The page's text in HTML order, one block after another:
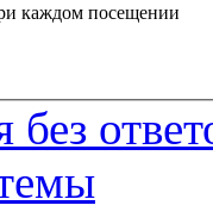
каждом посещении